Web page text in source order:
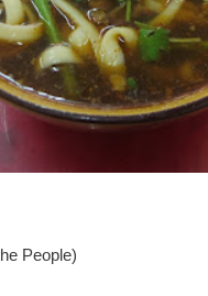
People)